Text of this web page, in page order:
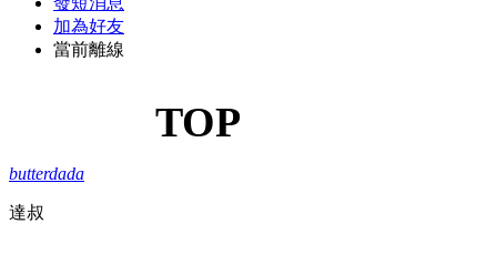
加為好友
當前離線
TOP
butterdada
達叔